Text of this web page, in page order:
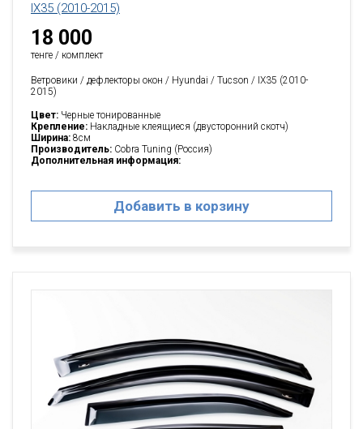
IX35 (2010-2015)
18 000
тенге / комплект
Ветровики / дефлекторы окон / Hyundai / Tucson / IX35 (2010-
2015)
Цвет: Черные тонированные
Крепление: Накладные клеящиеся (двусторонний скотч)
Ширина: 8см
Производитель: Cobra Tuning (Россия)
Дополнительная информация:
Добавить в корзину